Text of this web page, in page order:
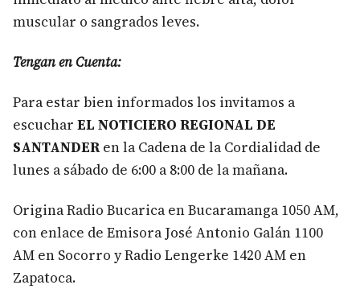
muscular o sangrados leves.
Tengan en Cuenta:
Para estar bien informados los invitamos a
escuchar EL NOTICIERO REGIONAL DE
SANTANDERen la Cadena de la Cordialidad de
lunes a sábado de 6:00 a 8:00 de la mañana.
Origina Radio Bucarica en Bucaramanga 1050 AM,
con enlace de Emisora José Antonio Galán 1100
AM en Socorro y Radio Lengerke 1420 AM en
Zapatoca.